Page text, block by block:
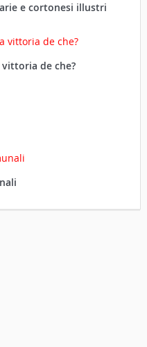
e cortonesi illustri
de che?